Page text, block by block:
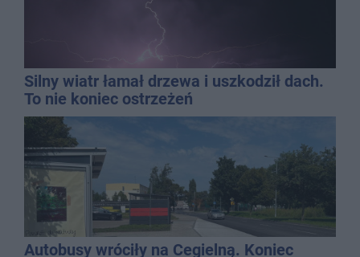
Silny wiatr łamał drzewa i uszkodził dach.
To nie koniec ostrzeżeń
Autobusy wróciły na Cegielną. Koniec